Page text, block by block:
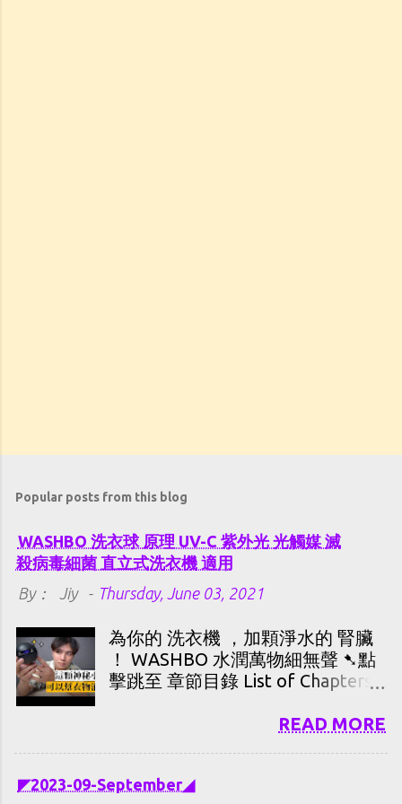
Popular posts from this blog
WASHBO 洗衣球 原理 UV-C 紫外光 光觸媒 滅
殺病毒細菌 直立式洗衣機 適用
By：
Jiy - Thursday, June 03, 2021
為你的 洗衣機 ，加顆淨水的 腎臟
！ WASHBO 水潤萬物細無聲 ➷點
擊跳至 章節目錄 List of Chapters
原理 👉 季の 結論 👉【光觸媒
少呢？ 👉 紫外光-C 滅殺病毒細菌
READ MORE
◤2023-09-September◢